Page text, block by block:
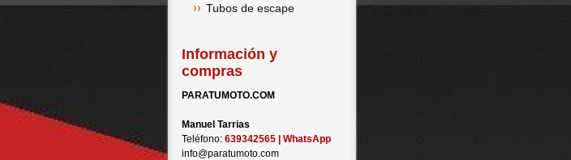
Tubos de escape
Información y
compras
PARATUMOTO.COM
Manuel Tarrias
Teléfono: 639342565 | WhatsApp
info@paratumoto.com